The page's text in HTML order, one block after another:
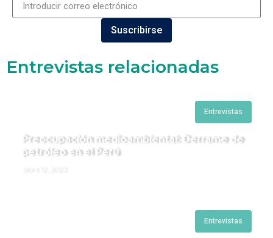
Suscribirse
Entrevistas relacionadas
Entrevistas
Preocupación medioambiental: Derrame de
petróleo en el Perú
Entrevistas